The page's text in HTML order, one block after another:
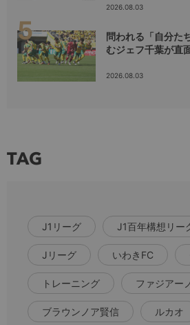
2026.08.03
問われる「自分た
むジェフ千葉が直
2026.08.03
TAG
J1リーグ J1百年構想リー
Jリーグ いわきFC
トレーニング ファジアー
ブラウンノア賢信 ルカオ